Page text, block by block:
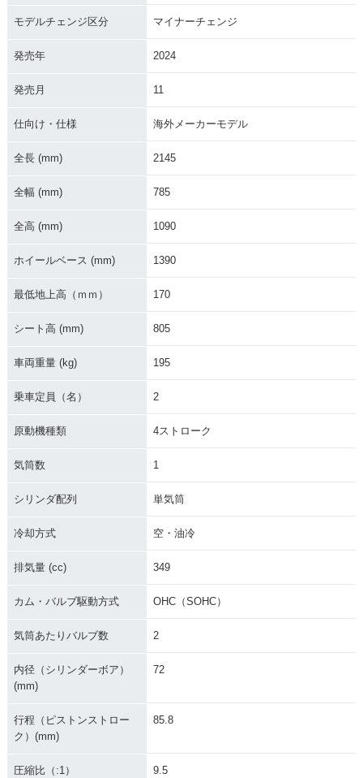
ジ
Halcyon・新登場
Dark・新登場
Redditch・新登場
0・その他
0・特別・限定仕様
0・新登場
モデルチェンジ区分 マイナーチェンジ
発売年 2024
発売月 11
仕向け・仕様 海外メーカーモデル
全長 (mm) 2145
全幅 (mm) 785
全高 (mm) 1090
ホイールベース (mm) 1390
最低地上高（ｍｍ） 170
シート高 (mm) 805
車両重量 (kg) 195
乗車定員（名） 2
原動機種類 4ストローク
気筒数 1
シリンダ配列 単気筒
冷却方式 空・油冷
排気量 (cc) 349
カム・バルブ駆動方式 OHC（SOHC）
気筒あたりバルブ数 2
内径（シリンダーボア）
(mm)
72
行程（ピストンストロー
ク）(mm)
85.8
圧縮比（:1） 9.5